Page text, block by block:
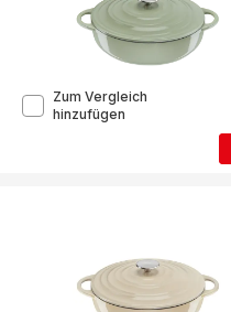
Zum Vergleich
hinzufügen